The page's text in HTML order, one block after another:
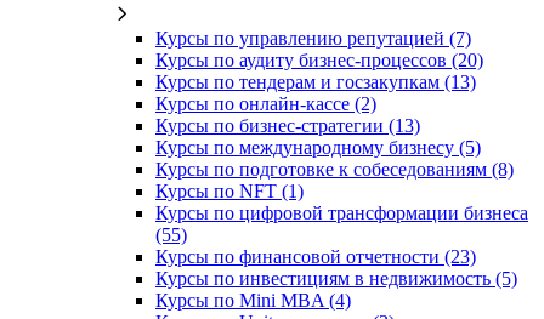
Курсы по управлению репутацией (7)
Курсы по аудиту бизнес-процессов (20)
Курсы по тендерам и госзакупкам (13)
Курсы по онлайн-кассе (2)
Курсы по бизнес-стратегии (13)
Курсы по международному бизнесу (5)
Курсы по подготовке к собеседованиям (8)
Курсы по NFT (1)
Курсы по цифровой трансформации бизнеса
(55)
Курсы по финансовой отчетности (23)
Курсы по инвестициям в недвижимость (5)
Курсы по Mini MBA (4)